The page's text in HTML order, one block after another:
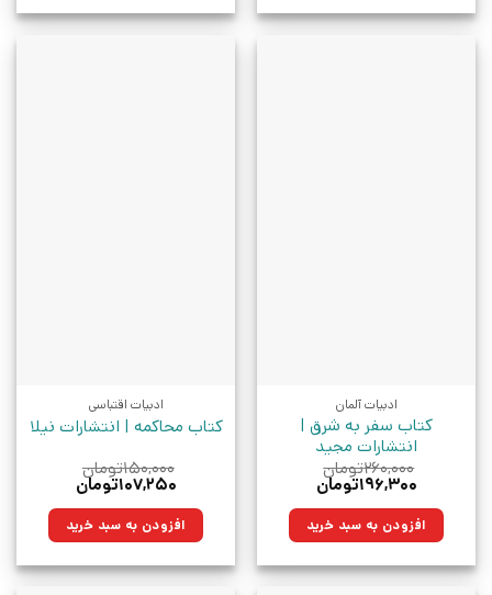
ادبیات آلمان
کتاب سفر به شرق |
انتشارات مجید
۲۶۰,۰۰۰تومان
قیمت
۲۶۰,۰۰۰تومان
بود.
۱۹۶,۳۰۰تومان
۱۹۶,۳۰۰تومان.افزودن به سبد خرید
ادبیات اقتباسی
کتاب محاکمه | انتشارات نیلا
۱۵۰,۰۰۰تومان
قیمت
۱۵۰,۰۰۰تومان
بود.
۱۰۷,۲۵۰تومان
۱۰۷,۲۵۰تومان.افزودن به سبد خرید